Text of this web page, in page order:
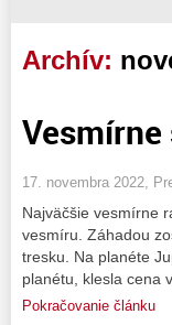
Archív:
17. novembra 2022,
Najväčšie vesmírne
vesmíru. Záhadou
tresku. Na planéte
planétu, klesla cena
Pokračovanie článku